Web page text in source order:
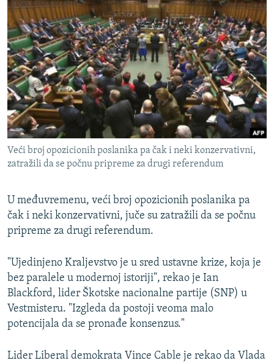
Veći broj opozicionih poslanika pa čak i neki konzervativni,
zatražili da se počnu pripreme za drugi referendum
U međuvremenu, veći broj opozicionih poslanika pa
čak i neki konzervativni, juče su zatražili da se počnu
pripreme za drugi referendum.
"Ujedinjeno Kraljevstvo je u sred ustavne krize, koja je
bez paralele u modernoj istoriji", rekao je Ian
Blackford, lider Škotske nacionalne partije (SNP) u
Vestmisteru. "Izgleda da postoji veoma malo
potencijala da se pronađe konsenzus."
Lider Liberal demokrata Vince Cable je rekao da Vlada